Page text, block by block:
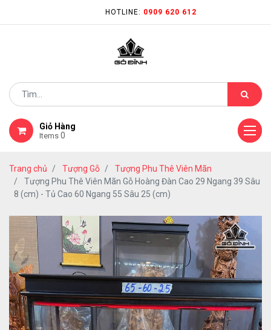
HOTLINE: 0909 620 612
Giỏ Hàng
Items 0
Trang chủ Tượng Gỗ
Tượng Phu Thê Viên Mãn
Tượng Phu Thê Viên Mãn Gỗ Hoàng Đàn Cao 29 Ngang 39 Sâu
8 (cm) - Tủ Cao 60 Ngang 55 Sâu 25 (cm)